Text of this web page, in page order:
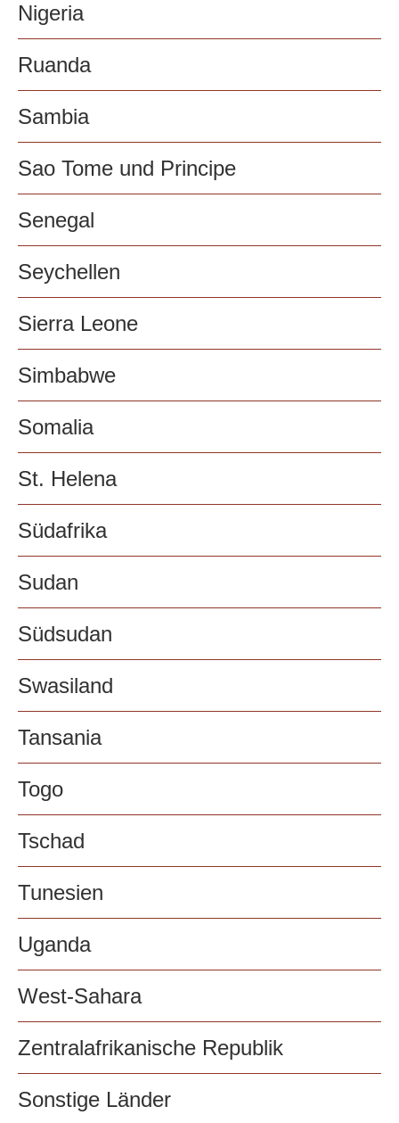
Nigeria
Ruanda
Sambia
Sao Tome und Principe
Senegal
Seychellen
Sierra Leone
Simbabwe
Somalia
St. Helena
Südafrika
Sudan
Südsudan
Swasiland
Tansania
Togo
Tschad
Tunesien
Uganda
West-Sahara
Zentralafrikanische Republik
Sonstige Länder